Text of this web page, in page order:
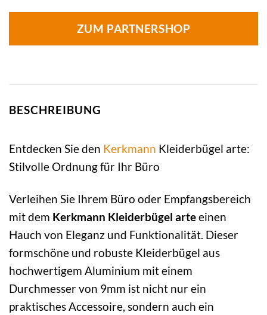
ZUM PARTNERSHOP
BESCHREIBUNG
Entdecken Sie den Kerkmann Kleiderbügel arte:
Stilvolle Ordnung für Ihr Büro
Verleihen Sie Ihrem Büro oder Empfangsbereich
mit dem Kerkmann Kleiderbügel arteeinen
Hauch von Eleganz und Funktionalität. Dieser
formschöne und robuste Kleiderbügel aus
hochwertigem Aluminium mit einem
Durchmesser von 9mm ist nicht nur ein
praktisches Accessoire, sondern auch ein